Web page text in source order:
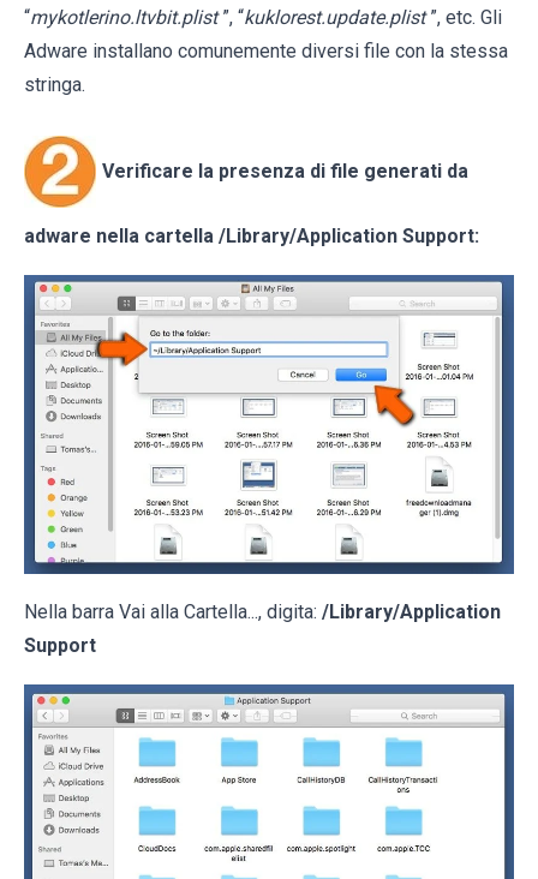
“mykotlerino.ltvbit.plist ”, “kuklorest.update.plist ”, etc. Gli
Adware installano comunemente diversi file con la stessa
stringa.
Verificare la presenza di file generati da
adware nella cartella /Library/Application Support:
Nella barra Vai alla Cartella..., digita: /Library/Application
Support